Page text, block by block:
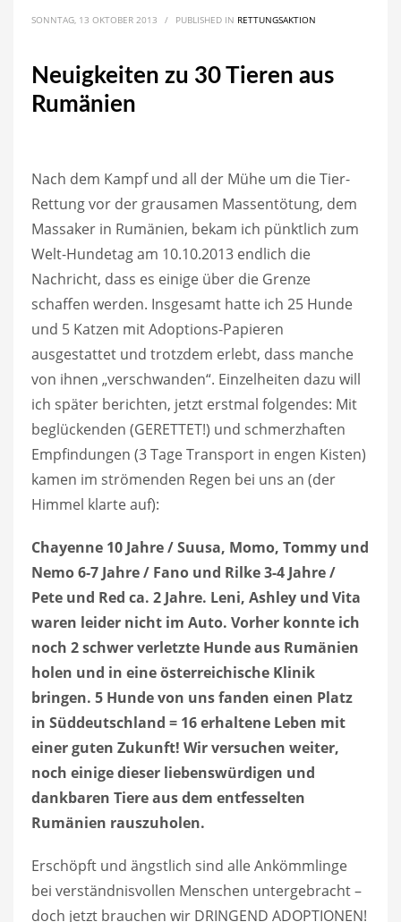
SONNTAG, 13 OKTOBER 2013 / PUBLISHED IN RETTUNGSAKTION
Neuigkeiten zu 30 Tieren aus
Rumänien
Nach dem Kampf und all der Mühe um die Tier-
Rettung vor der grausamen Massentötung, dem
Massaker in Rumänien, bekam ich pünktlich zum
Welt-Hundetag am 10.10.2013 endlich die
Nachricht, dass es einige über die Grenze
schaffen werden. Insgesamt hatte ich 25 Hunde
und 5 Katzen mit Adoptions-Papieren
ausgestattet und trotzdem erlebt, dass manche
von ihnen „verschwanden“. Einzelheiten dazu will
ich später berichten, jetzt erstmal folgendes: Mit
beglückenden (GERETTET!) und schmerzhaften
Empfindungen (3 Tage Transport in engen Kisten)
kamen im strömenden Regen bei uns an (der
Himmel klarte auf):
Chayenne 10 Jahre / Suusa, Momo, Tommy und
Nemo 6-7 Jahre / Fano und Rilke 3-4 Jahre /
Pete und Red ca. 2 Jahre. Leni, Ashley und Vita
waren leider nicht im Auto. Vorher konnte ich
noch 2 schwer verletzte Hunde aus Rumänien
holen und in eine österreichische Klinik
bringen. 5 Hunde von uns fanden einen Platz
in Süddeutschland = 16 erhaltene Leben mit
einer guten Zukunft! Wir versuchen weiter,
noch einige dieser liebenswürdigen und
dankbaren Tiere aus dem entfesselten
Rumänien rauszuholen.
Erschöpft und ängstlich sind alle Ankömmlinge
bei verständnisvollen Menschen untergebracht –
doch jetzt brauchen wir DRINGEND ADOPTIONEN!